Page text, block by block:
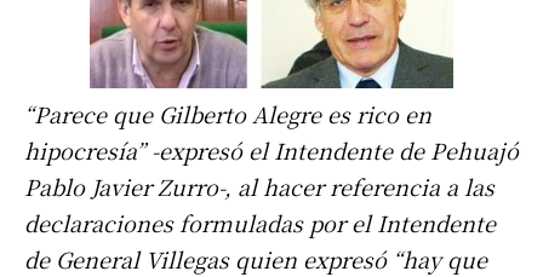
“Parece que Gilberto Alegre es rico en
hipocresía” -expresó el Intendente de Pehuajó
Pablo Javier Zurro-, al hacer referencia a las
declaraciones formuladas por el Intendente
de General Villegas quien expresó “hay que